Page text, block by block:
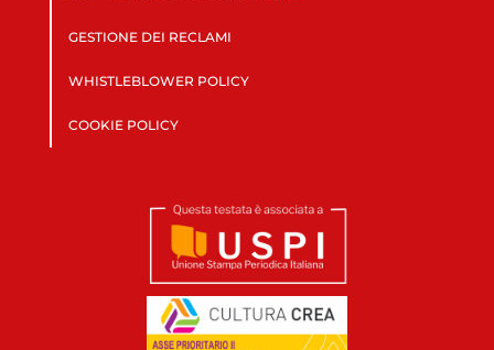
GESTIONE DEI RECLAMI
WHISTLEBLOWER POLICY
COOKIE POLICY